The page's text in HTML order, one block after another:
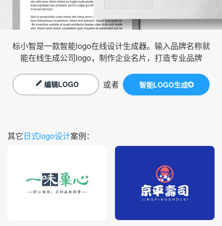
标小智是一款智能logo在线设计生成器。输入品牌名称就
能在线生成公司logo，制作企业名片，打造专业品牌
编辑LOGO 或者 智能LOGO生成
其它日式logo设计案例：